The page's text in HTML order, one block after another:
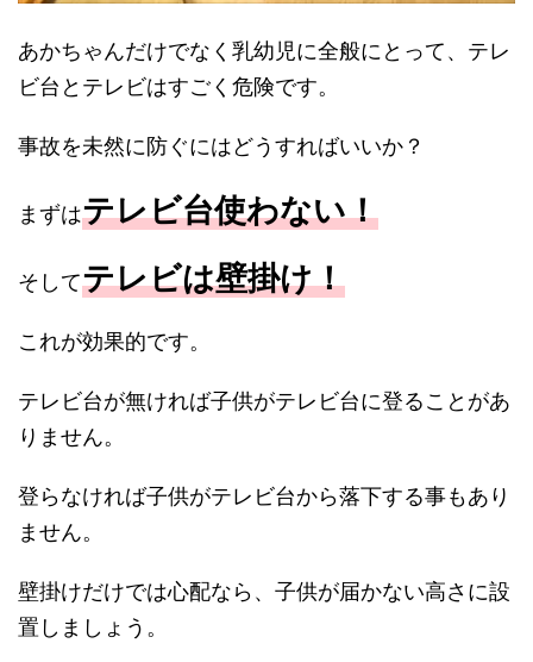
あかちゃんだけでなく乳幼児に全般にとって、テレ
ビ台とテレビはすごく危険です。
事故を未然に防ぐにはどうすればいいか？
まずはテレビ台使わない！
そしてテレビは壁掛け！
これが効果的です。
テレビ台が無ければ子供がテレビ台に登ることがあ
りません。
登らなければ子供がテレビ台から落下する事もあり
ません。
壁掛けだけでは心配なら、子供が届かない高さに設
置しましょう。